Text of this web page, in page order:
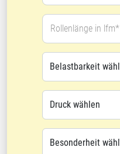
Rollenlänge in lfm*